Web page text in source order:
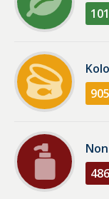
486